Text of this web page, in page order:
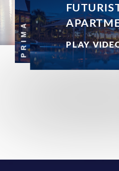
PRIMA PLAY